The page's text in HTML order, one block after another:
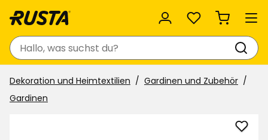
Favoriten
Suchen
Dekoration und Heimtextilien
Gardinen und Zubehör
Gardinen